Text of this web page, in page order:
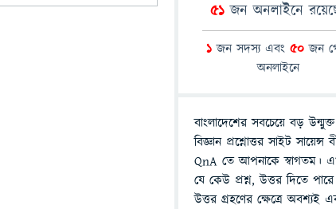
51জন অনলাইনে
1জন সদস্য এবং 50জন
অনলাইনে
বাংলাদেশের সবচেয়ে বড় উন্মুক্ত
বিজ্ঞান প্রশ্নোত্তর সাইট সায়েন্স
QnA তে আপনাকে স্বাগতম।
যে কেউ প্রশ্ন, উত্তর দিতে
উত্তর গ্রহণের ক্ষেত্রে অবশ্যই